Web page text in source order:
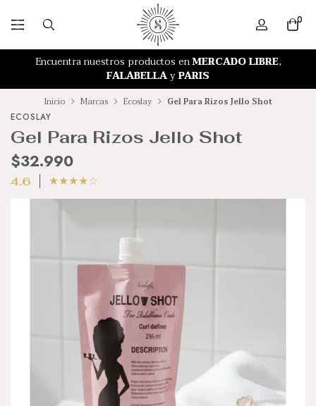
0
Encuentra nuestros productos enMERCADO LIBRE,
FALABELLAyPARIS
RETIRO GRATIS EN NUESTRA TIENDA
Inicio Marcas Ecoslay Gel Para Rizos Jello Shot
ECOSLAY
Gel Para Rizos Jello Shot
$32.990
4.6 ★★★★☆